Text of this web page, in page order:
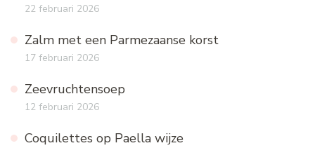
22 februari 2026
Zalm met een Parmezaanse korst
17 februari 2026
Zeevruchtensoep
12 februari 2026
Coquilettes op Paella wijze